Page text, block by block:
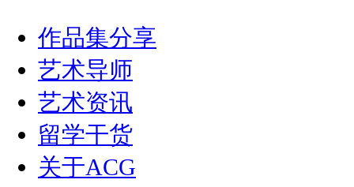
作品集分享
艺术导师
艺术资讯
留学干货
关于ACG